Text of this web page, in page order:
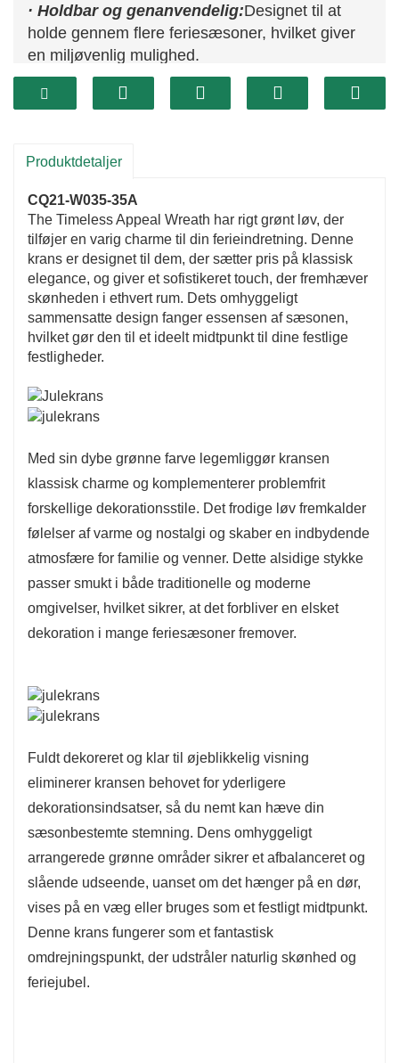
· Holdbar og genanvendelig:Designet til at
holde gennem flere feriesæsoner, hvilket giver
en miljøvenlig mulighed.
Produktdetaljer
CQ21-W035-35A
The Timeless Appeal Wreath har rigt grønt løv, der
tilføjer en varig charme til din ferieindretning. Denne
krans er designet til dem, der sætter pris på klassisk
elegance, og giver et sofistikeret touch, der fremhæver
skønheden i ethvert rum. Dets omhyggeligt
sammensatte design fanger essensen af ​​sæsonen,
hvilket gør den til et ideelt midtpunkt til dine festlige
festligheder.
Med sin dybe grønne farve legemliggør kransen
klassisk charme og komplementerer problemfrit
forskellige dekorationsstile. Det frodige løv fremkalder
følelser af varme og nostalgi og skaber en indbydende
atmosfære for familie og venner. Dette alsidige stykke
passer smukt i både traditionelle og moderne
omgivelser, hvilket sikrer, at det forbliver en elsket
dekoration i mange feriesæsoner fremover.
Fuldt dekoreret og klar til øjeblikkelig visning
eliminerer kransen behovet for yderligere
dekorationsindsatser, så du nemt kan hæve din
sæsonbestemte stemning. Dens omhyggeligt
arrangerede grønne områder sikrer et afbalanceret og
slående udseende, uanset om det hænger på en dør,
vises på en væg eller bruges som et festligt midtpunkt.
Denne krans fungerer som et fantastisk
omdrejningspunkt, der udstråler naturlig skønhed og
feriejubel.